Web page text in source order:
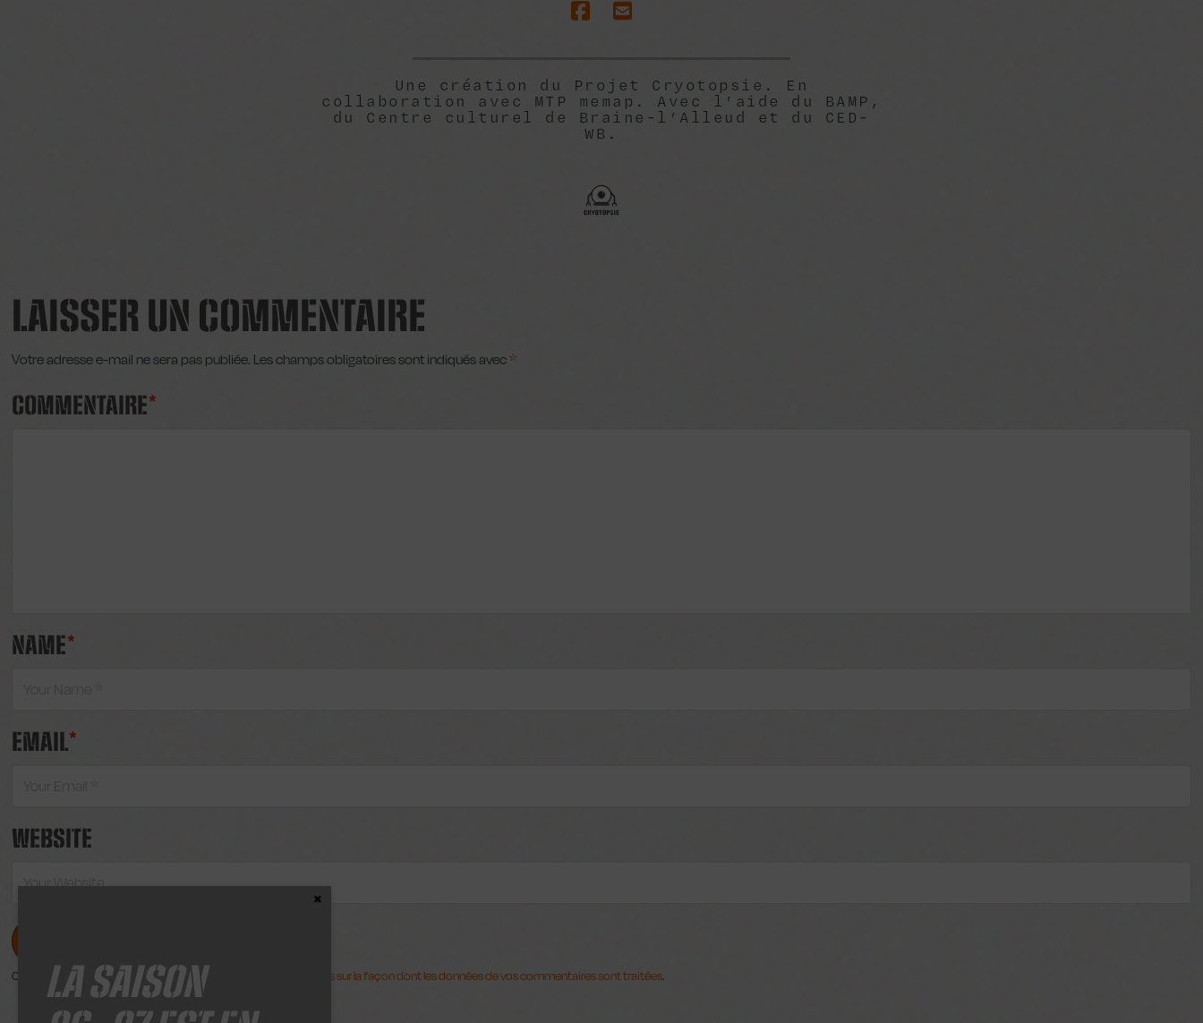
Une création du Projet Cryotopsie. En
collaboration avec MTP memap. Avec l’aide du BAMP,
du Centre culturel de Braine-l’Alleud et du CED-
WB.
LAISSER UN COMMENTAIRE
Votre adresse e-mail ne sera pas publiée. Les champs obligatoires sont indiqués avec*
COMMENTAIRE*
NAME*
EMAIL*
WEBSITE
Ce site utilise Akismet pour réduire les indésirables. En savoir plus sur la façon dont les données de vos commentaires sont traitées.
LA SAISON